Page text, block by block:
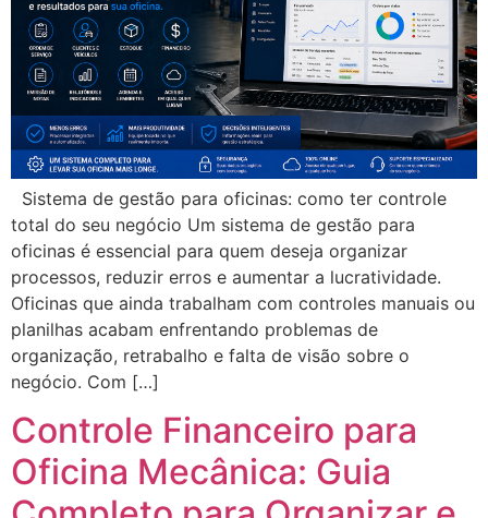
Sistema de gestão para oficinas: como ter controle
total do seu negócio Um sistema de gestão para
oficinas é essencial para quem deseja organizar
processos, reduzir erros e aumentar a lucratividade.
Oficinas que ainda trabalham com controles manuais ou
planilhas acabam enfrentando problemas de
organização, retrabalho e falta de visão sobre o
negócio. Com […]
Controle Financeiro para
Oficina Mecânica: Guia